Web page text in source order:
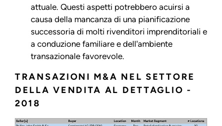
attuale. Questi aspetti potrebbero acuirsi a
causa della mancanza di una pianificazione
successoria di molti rivenditori imprenditoriali e
a conduzione familiare e dell'ambiente
transazionale favorevole.
TRANSAZIONI M&A NEL SETTORE
DELLA VENDITA AL DETTAGLIO -
2018